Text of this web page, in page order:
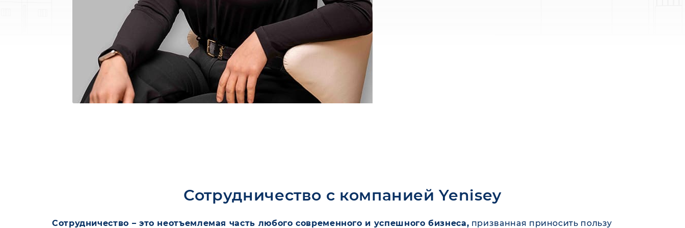
Сотрудничество с компаниейYenisey
Сотрудничество – это неотъемлемая часть любого современного и успешного бизнеса, призванная приносить пользу